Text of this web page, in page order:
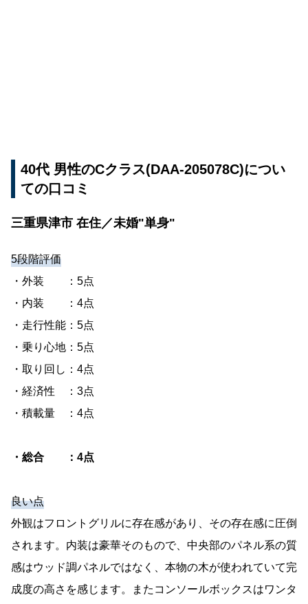
40代 男性のCクラス(DAA-205078C)につい
ての口コミ
三重県津市 在住／未婚"単身"
5段階評価
・外装 ：5点
・内装 ：4点
・走行性能：5点
・乗り心地：5点
・取り回し：4点
・経済性 ：3点
・積載量 ：4点
・総合 ：4点
良い点
外観はフロントグリルに存在感があり、その存在感に圧倒
されます。内装は豪華そのもので、中央部のパネル系の質
感はウッド調パネルではなく、本物の木が使われていて完
成度の高さを感じます。またコンソールボックスはワンタ